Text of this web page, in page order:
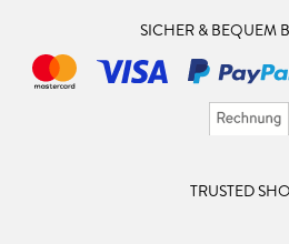
SICHER & BEQUEM
TRUSTED